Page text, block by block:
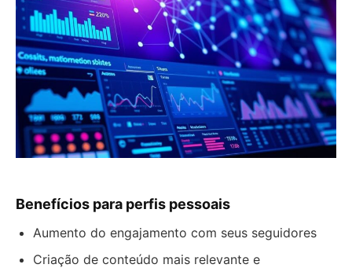
Benefícios para perfis pessoais
Aumento do engajamento com seus seguidores
Criação de conteúdo mais relevante e